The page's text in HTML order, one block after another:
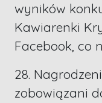
wyników
Kawiarenki
Facebook, co
28.
zobowiązani